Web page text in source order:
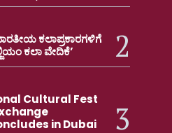
ಕಲಾಪ್ರಕಾರಗಳಿಗೆ
ಕಲಾ ವೇದಿಕೆ’
Cultural Fest
in Dubai